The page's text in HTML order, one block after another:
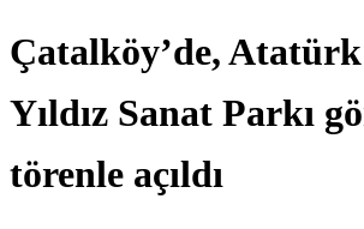
Çatalköy’de,
Yıldız Sanat Parkı
törenle açıldı